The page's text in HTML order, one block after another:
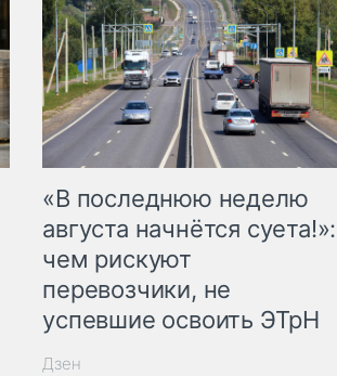
«В последнюю неделю
августа начнётся суета!»:
чем рискуют
перевозчики, не
успевшие освоить ЭТрН
Дзен